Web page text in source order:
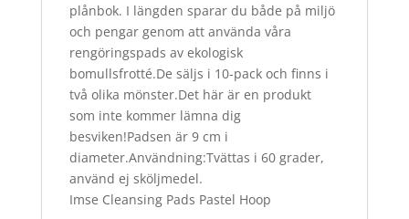
plånbok. I längden sparar du både på miljö
och pengar genom att använda våra
rengöringspads av ekologisk
bomullsfrotté.De säljs i 10-pack och finns i
två olika mönster.Det här är en produkt
som inte kommer lämna dig
besviken!Padsen är 9 cm i
diameter.Användning:Tvättas i 60 grader,
använd ej sköljmedel.
Imse Cleansing Pads Pastel Hoop